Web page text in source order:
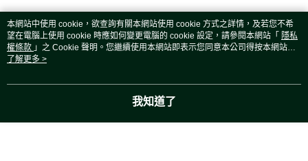
熱門標籤
本網站中使用 cookie，欲查詢有關本網站使用 cookie 方式之詳情，及若您不希
望在電腦上使用 cookie 時應如何變更電腦的 cookie 設定，請參閱本網站「 隱私
權條款 」之 Cookie 聲明。您繼續使用本網站即表示您同意本公司得按本網站使
用條款之 Cookie 聲明使用 cookie。
了解更多 >
我知道了